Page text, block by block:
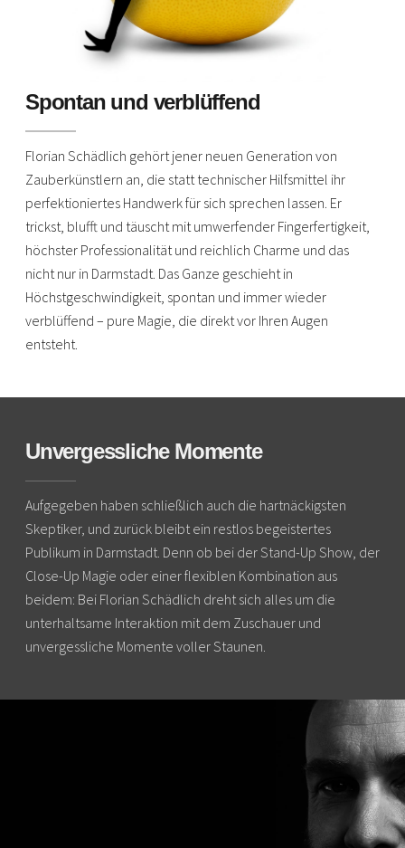
Spontan und verblüffend
Florian Schädlich gehört jener neuen Generation von
Zauberkünstlern an, die statt technischer Hilfsmittel ihr
perfektioniertes Handwerk für sich sprechen lassen. Er
trickst, blufft und täuscht mit umwerfender Fingerfertigkeit,
höchster Professionalität und reichlich Charme und das
nicht nur in Darmstadt. Das Ganze geschieht in
Höchstgeschwindigkeit, spontan und immer wieder
verblüffend – pure Magie, die direkt vor Ihren Augen
entsteht.
Unvergessliche Momente
Aufgegeben haben schließlich auch die hartnäckigsten
Skeptiker, und zurück bleibt ein restlos begeistertes
Publikum in Darmstadt. Denn ob bei der Stand-Up Show, der
Close-Up Magie oder einer flexiblen Kombination aus
beidem: Bei Florian Schädlich dreht sich alles um die
unterhaltsame Interaktion mit dem Zuschauer und
unvergessliche Momente voller Staunen.